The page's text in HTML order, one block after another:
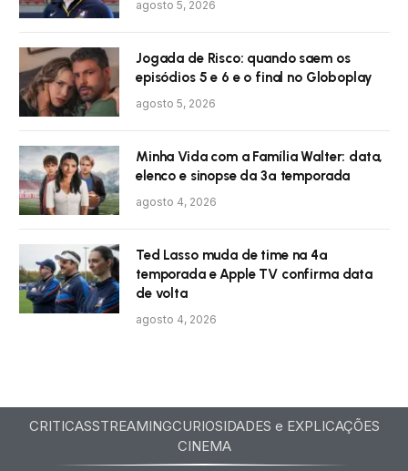
agosto 5, 2026
Jogada de Risco: quando saem os
episódios 5 e 6 e o final no Globoplay
agosto 5, 2026
Minha Vida com a Família Walter: data,
elenco e sinopse da 3ª temporada
agosto 4, 2026
Ted Lasso muda de time na 4ª
temporada e Apple TV confirma data
de volta
agosto 4, 2026
CRITICASSTREAMINGCURIOSIDADES e EXPLICAÇÕES
CINEMA